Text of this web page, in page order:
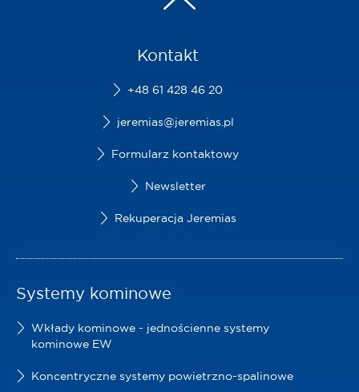
Kontakt
+48 61 428 46 20
jeremias@jeremias.pl
Formularz kontaktowy
Newsletter
Rekuperacja Jeremias
Systemy kominowe
Wkłady kominowe - jednościenne systemy
kominowe EW
Koncentryczne systemy powietrzno-spalinowe